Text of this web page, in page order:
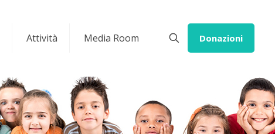
Attività Media Room Donazioni